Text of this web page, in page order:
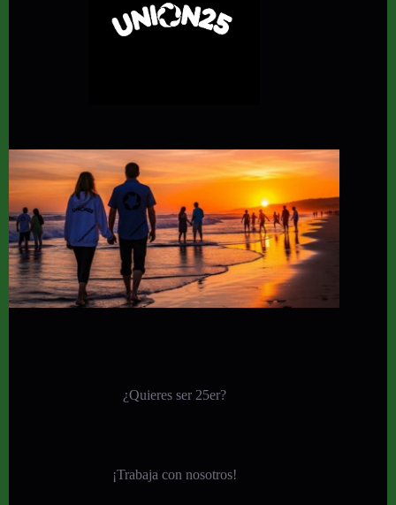
¿Quieres ser 25er?
¡Trabaja con nosotros!